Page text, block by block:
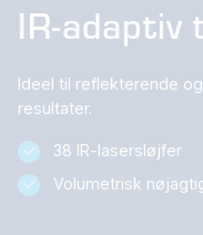
IR-adaptiv
Ideel til reflekterende
resultater.
38 IR-lasersløjfer
Volumetrisk